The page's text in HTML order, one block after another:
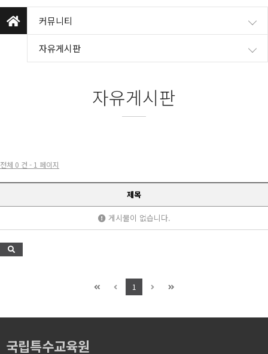
커뮤니티
자유게시판
자유게시판
전체 0 건 - 1 페이지
제목
게시물이 없습니다.
1
국립특수교육원